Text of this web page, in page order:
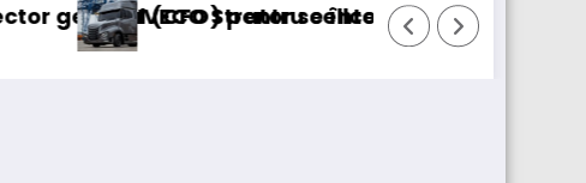
pentru cellcentric
Strator se întoarce BursaTransport/